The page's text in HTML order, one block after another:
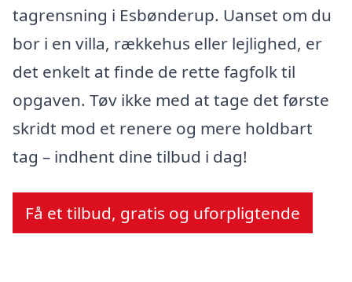
tagrensning i Esbønderup. Uanset om du
bor i en villa, rækkehus eller lejlighed, er
det enkelt at finde de rette fagfolk til
opgaven. Tøv ikke med at tage det første
skridt mod et renere og mere holdbart
tag – indhent dine tilbud i dag!
Få et tilbud, gratis og uforpligtende